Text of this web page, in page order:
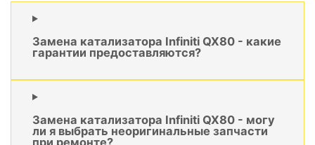
Замена катализатора Infiniti QX80 - какие
гарантии предоставляются?
Замена катализатора Infiniti QX80 - могу
ли я выбрать неоригинальные запчасти
при ремонте?